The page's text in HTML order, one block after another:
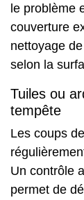
le problème
couverture
nettoyage
selon la
Tuiles ou
tempête
Les coups
Un contrôle
permet de